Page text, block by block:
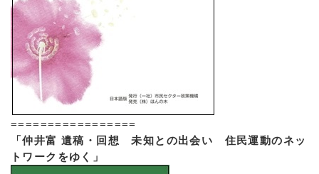
=================
「仲井富 遺稿・回想 未知との出会い 住民運動のネッ
トワークをゆく」